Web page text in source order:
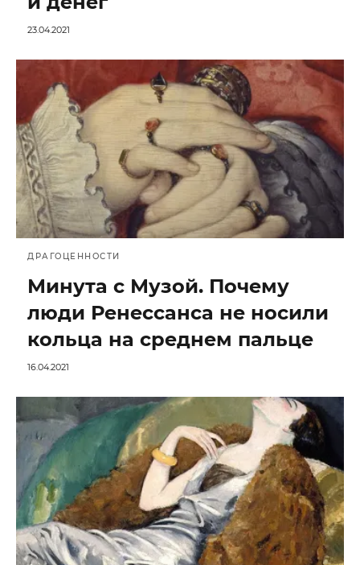
23.04.2021
ДРАГОЦЕННОСТИ
Минута с Музой. Почему
люди Ренессанса не носили
кольца на среднем пальце
16.04.2021